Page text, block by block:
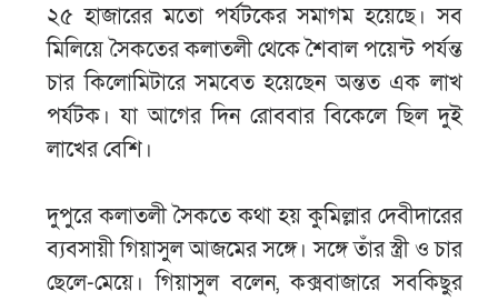
২৫ হাজারের মতো পর্যটকের সমাগম হয়েছে। সব
মিলিয়ে সৈকতের কলাতলী থেকে শৈবাল পয়েন্ট পর্যন্ত
চার কিলোমিটারে সমবেত হয়েছেন অন্তত এক লাখ
পর্যটক। যা আগের দিন রোববার বিকেলে ছিল দুই
লাখের বেশি।
দুপুরে কলাতলী সৈকতে কথা হয় কুমিল্লার দেবীদারের
ব্যবসায়ী গিয়াসুল আজমের সঙ্গে। সঙ্গে তাঁর স্ত্রী ও চার
ছেলে-মেয়ে। গিয়াসুল বলেন, কক্সবাজারে সবকিছুর